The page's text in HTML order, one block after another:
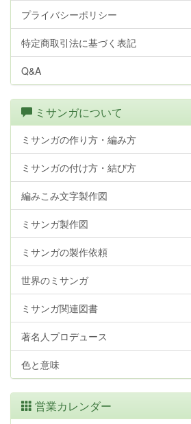
プライバシーポリシー
特定商取引法に基づく表記
Q&A
ミサンガについて
ミサンガの作り方・編み方
ミサンガの付け方・結び方
編みこみ文字製作図
ミサンガ製作図
ミサンガの製作依頼
世界のミサンガ
ミサンガ関連図書
著名人プロデュース
色と意味
営業カレンダー